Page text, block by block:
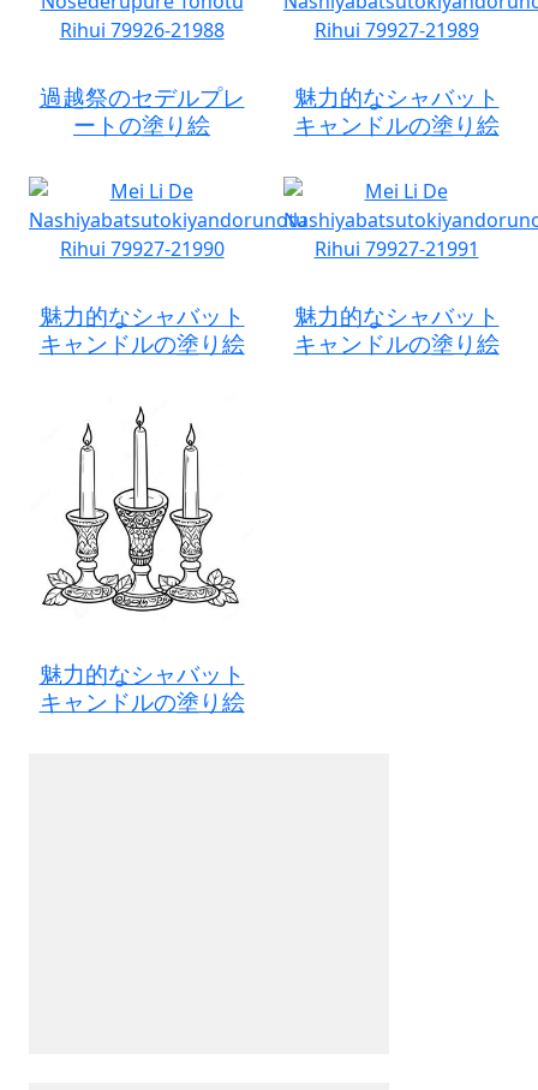
過越祭のセデルプレ
ートの塗り絵
魅力的なシャバット
キャンドルの塗り絵
魅力的なシャバット
キャンドルの塗り絵
魅力的なシャバット
キャンドルの塗り絵
魅力的なシャバット
キャンドルの塗り絵